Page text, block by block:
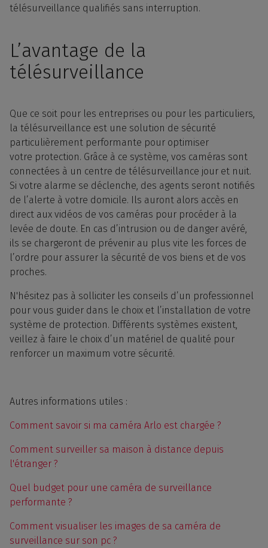
télésurveillance qualifiés sans interruption.
L’avantage de la
télésurveillance
Que ce soit pour les entreprises ou pour les particuliers,
la télésurveillance est une solution de sécurité
particulièrement performante pour optimiser
votre protection. Grâce à ce système, vos caméras sont
connectées à un centre de télésurveillance jour et nuit.
Si votre alarme se déclenche, des agents seront notifiés
de l’alerte à votre domicile. Ils auront alors accès en
direct aux vidéos de vos caméras pour procéder à la
levée de doute. En cas d’intrusion ou de danger avéré,
ils se chargeront de prévenir au plus vite les forces de
l’ordre pour assurer la sécurité de vos biens et de vos
proches.
N'hésitez pas à solliciter les conseils d’un professionnel
pour vous guider dans le choix et l’installation de votre
système de protection. Différents systèmes existent,
veillez à faire le choix d’un matériel de qualité pour
renforcer un maximum votre sécurité.
Autres informations utiles :
Comment savoir si ma caméra Arlo est chargée ?
Comment surveiller sa maison à distance depuis
l'étranger ?
Quel budget pour une caméra de surveillance
performante ?
Comment visualiser les images de sa caméra de
surveillance sur son pc ?